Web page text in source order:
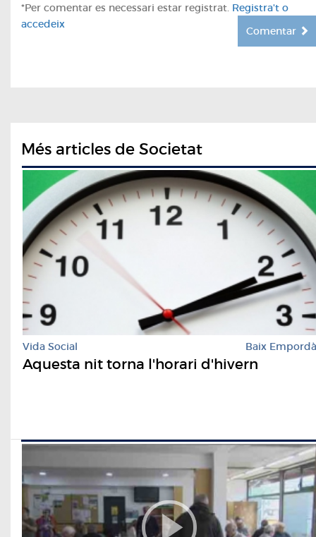
*Per comentar es necessari estar registrat. Registra't o
accedeix
Comentar
Més articles de Societat
Vida Social Baix Empordà
Aquesta nit torna l'horari d'hivern